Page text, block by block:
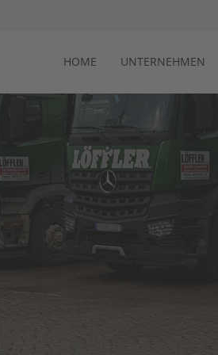
HOME UNTERNEHMEN